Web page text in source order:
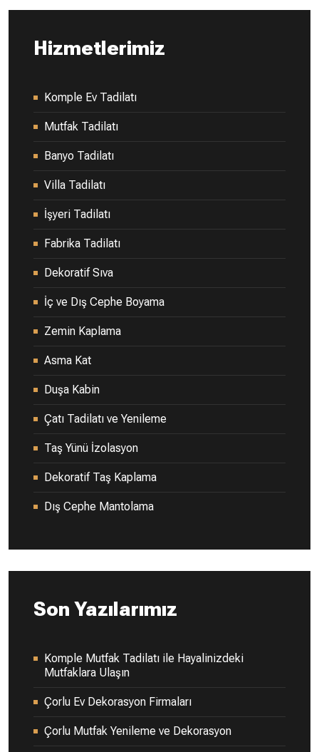
Hizmetlerimiz
Komple Ev Tadilatı
Mutfak Tadilatı
Banyo Tadilatı
Villa Tadilatı
İşyeri Tadilatı
Fabrika Tadilatı
Dekoratif Sıva
İç ve Dış Cephe Boyama
Zemin Kaplama
Asma Kat
Duşa Kabin
Çatı Tadilatı ve Yenileme
Taş Yünü İzolasyon
Dekoratif Taş Kaplama
Dış Cephe Mantolama
Son Yazılarımız
Komple Mutfak Tadilatı ile Hayalinizdeki
Mutfaklara Ulaşın
Çorlu Ev Dekorasyon Firmaları
Çorlu Mutfak Yenileme ve Dekorasyon